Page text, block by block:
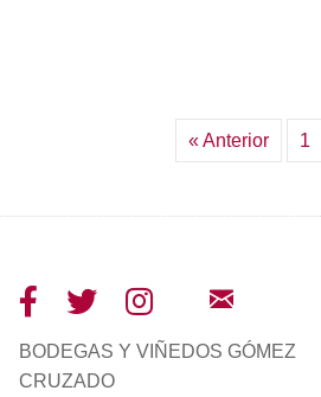
« Anterior 1
BODEGAS Y VIÑEDOS GÓMEZ
CRUZADO